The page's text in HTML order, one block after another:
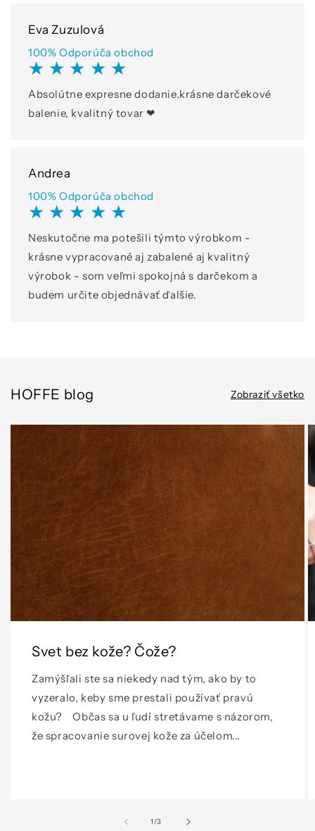
Eva Zuzulová
100% Odporúča obchod
★ ★ ★ ★ ★
Absolútne expresne dodanie,krásne darčekové
balenie, kvalitný tovar ❤
Andrea
100% Odporúča obchod
★ ★ ★ ★ ★
Neskutočne ma potešili týmto výrobkom -
krásne vypracované aj zabalené aj kvalitný
výrobok - som veľmi spokojná s darčekom a
budem určite objednávať ďalšie.
HOFFE blog Zobraziť všetko
Svet bez kože? Čože?
Zamýšľali ste sa niekedy nad tým, ako by to
vyzeralo, keby sme prestali používať pravú
kožu? Občas sa u ľudí stretávame s názorom,
že spracovanie surovej kože za účelom...
1 /
z 3